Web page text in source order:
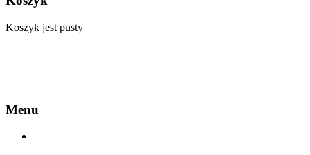
Koszyk jest pusty
Menu